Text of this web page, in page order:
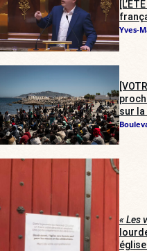
Yves-
sur la
« Les